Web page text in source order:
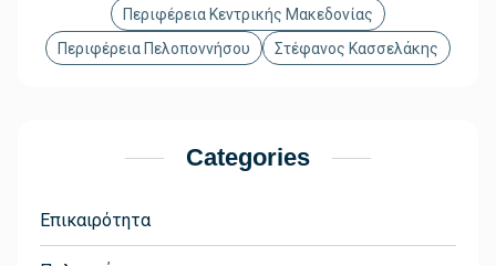
Περιφέρεια Κεντρικής Μακεδονίας
Περιφέρεια Πελοποννήσου
Στέφανος Κασσελάκης
Categories
Επικαιρότητα